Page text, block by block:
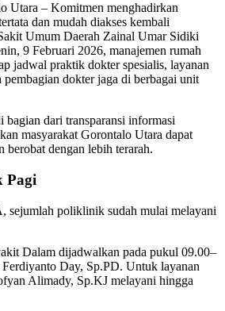
Utara – Komitmen menghadirkan
dan mudah diakses kembali
Umum Daerah Zainal Umar Sidiki
9 Februari 2026, manajemen rumah
jadwal praktik dokter spesialis, layanan
dokter jaga di berbagai unit
bagian dari transparansi informasi
masyarakat Gorontalo Utara dapat
berobat dengan lebih terarah.
Pagi
sejumlah poliklinik sudah mulai melayani
Dalam dijadwalkan pada pukul 09.00–
Day, Sp.PD. Untuk layanan
Alimady, Sp.KJ melayani hingga